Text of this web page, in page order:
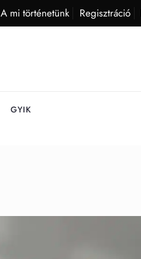
A mi történetünk Regisztráció
GYIK